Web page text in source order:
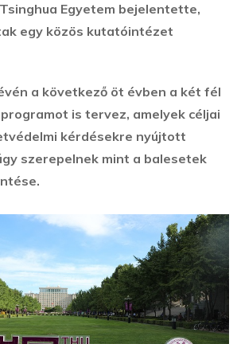
Egyetem bejelentette,
egy közös kutatóintézet
a következő öt évben a két fél
is tervez, amelyek céljai
kérdésekre nyújtott
szerepelnek mint a balesetek